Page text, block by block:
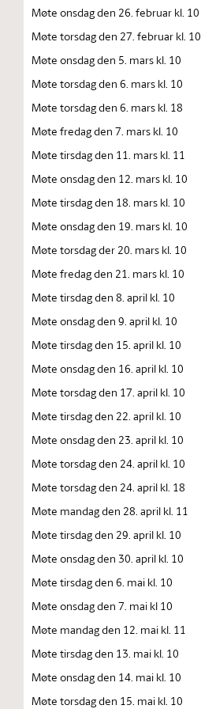
Møte onsdag den 26. februar kl. 10
Møte torsdag den 27. februar kl. 10
Møte onsdag den 5. mars kl. 10
Møte torsdag den 6. mars kl. 10
Møte torsdag den 6. mars kl. 18
Møte fredag den 7. mars kl. 10
Møte tirsdag den 11. mars kl. 11
Møte onsdag den 12. mars kl. 10
Møte tirsdag den 18. mars kl. 10
Møte onsdag den 19. mars kl. 10
Møte torsdag der 20. mars kl. 10
Møte fredag den 21. mars kl. 10
Møte tirsdag den 8. april kl. 10
Møte onsdag den 9. april kl. 10
Møte tirsdag den 15. april kl. 10
Møte onsdag den 16. april kl. 10
Møte torsdag den 17. april kl. 10
Møte tirsdag den 22. april kl. 10
Møte onsdag den 23. april kl. 10
Møte torsdag den 24. april kl. 10
Møte torsdag den 24. april kl. 18
Møte mandag den 28. april kl. 11
Møte tirsdag den 29. april kl. 10
Møte onsdag den 30. april kl. 10
Møte tirsdag den 6. mai kl. 10
Møte onsdag den 7. mai kl 10
Møte mandag den 12. mai kl. 11
Møte tirsdag den 13. mai kl. 10
Møte onsdag den 14. mai kl. 10
Møte torsdag den 15. mai kl. 10